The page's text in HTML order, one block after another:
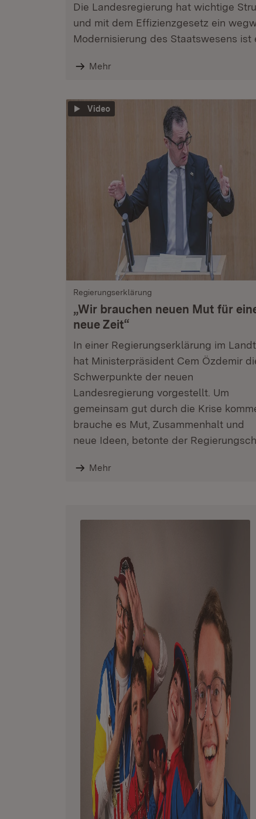
Die Landesregierung hat wichtige
und mit dem Effizienzgesetz ein
Modernisierung des Staatswesens
Mehr
Video
Regierungserklärung
„Wir brauchen neuen Mut für
neue Zeit“
In einer Regierungserklärung im
hat Ministerpräsident Cem Özdemir
Schwerpunkte der neuen
Landesregierung vorgestellt. Um
gemeinsam gut durch die Krise
brauche es Mut, Zusammenhalt und
neue Ideen, betonte der
Mehr